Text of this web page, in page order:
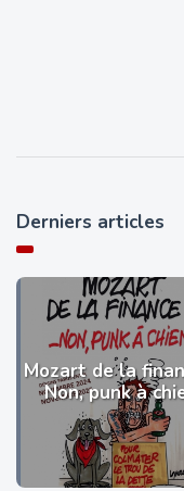
Derniers articles
Mozart de la
Non, punk à